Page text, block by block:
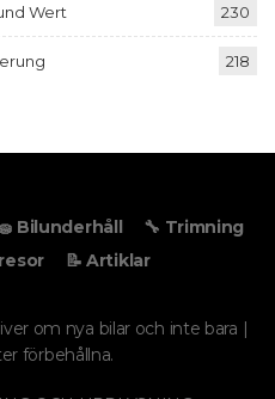
Wert 230
218
Bilunderhåll
🔧 Trimning
📝 Artiklar
om nya bilar och inte bara |
förbehållna.